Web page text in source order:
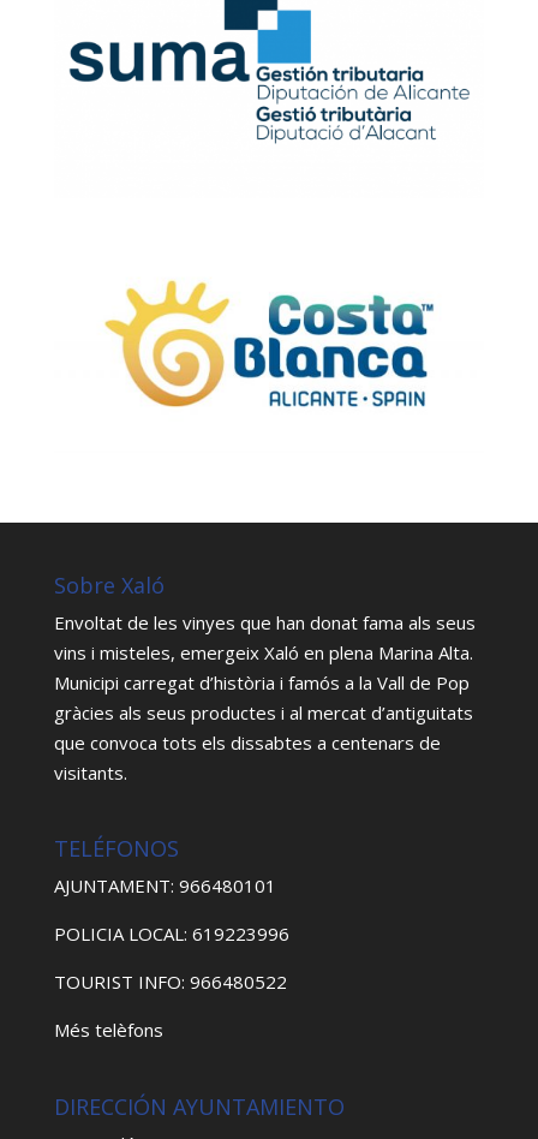
Sobre Xaló
Envoltat de les vinyes que han donat fama als seus
vins i misteles, emergeix Xaló en plena Marina Alta.
Municipi carregat d’història i famós a la Vall de Pop
gràcies als seus productes i al mercat d’antiguitats
que convoca tots els dissabtes a centenars de
visitants.
TELÉFONOS
AJUNTAMENT: 966480101
POLICIA LOCAL: 619223996
TOURIST INFO: 966480522
Més telèfons
DIRECCIÓN AYUNTAMIENTO